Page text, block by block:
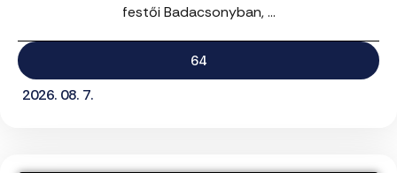
festői Badacsonyban, ...
64
2026. 08. 7.